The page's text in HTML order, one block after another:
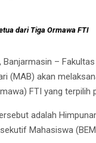
dari Tiga Ormawa FTI
Banjarmasin –
(MAB) akan
FTI yang terpilih
adalah
Mahasiswa